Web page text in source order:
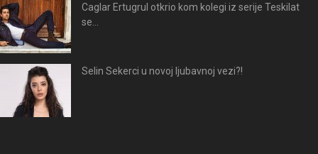
Caglar Ertugrul otkrio kom kolegi iz serije Teskilat
se...
Selin Sekerci u novoj ljubavnoj vezi?!